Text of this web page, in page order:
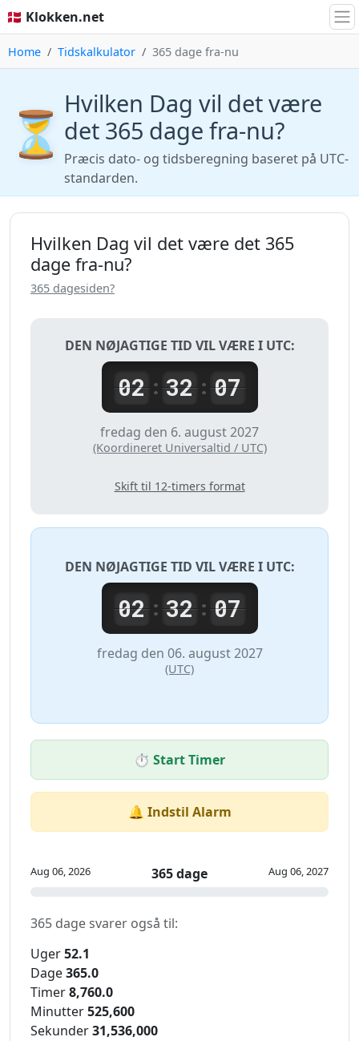
🇩🇰 Klokken.net
Home Tidskalkulator 365 dage fra-nu
⏳ Hvilken Dag vil det være
det 365 dage fra-nu?
Præcis dato- og tidsberegning baseret på UTC-
standarden.
Hvilken Dag vil det være det 365
dage fra-nu?
365 dagesiden?
DEN NØJAGTIGE TID VIL VÆRE I UTC:
02: 32: 07
fredag den 6. august 2027
(Koordineret Universaltid / UTC)
Skift til 12-timers format
DEN NØJAGTIGE TID VIL VÆRE I UTC:
02: 32: 07
fredag den 06. august 2027
(UTC)
⏱️ Start Timer
🔔 Indstil Alarm
Aug 06, 2026 365 dage Aug 06, 2027
365 dage svarer også til:
Uger52.1
Dage365.0
Timer8,760.0
Minutter525,600
Sekunder31,536,000